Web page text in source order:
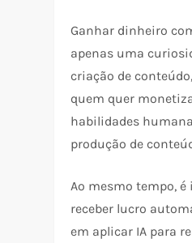
Ganhar dinheiro
apenas uma
criação de
quem quer
habilidades
produção de
Ao mesmo tempo,
receber lucro
em aplicar IA para